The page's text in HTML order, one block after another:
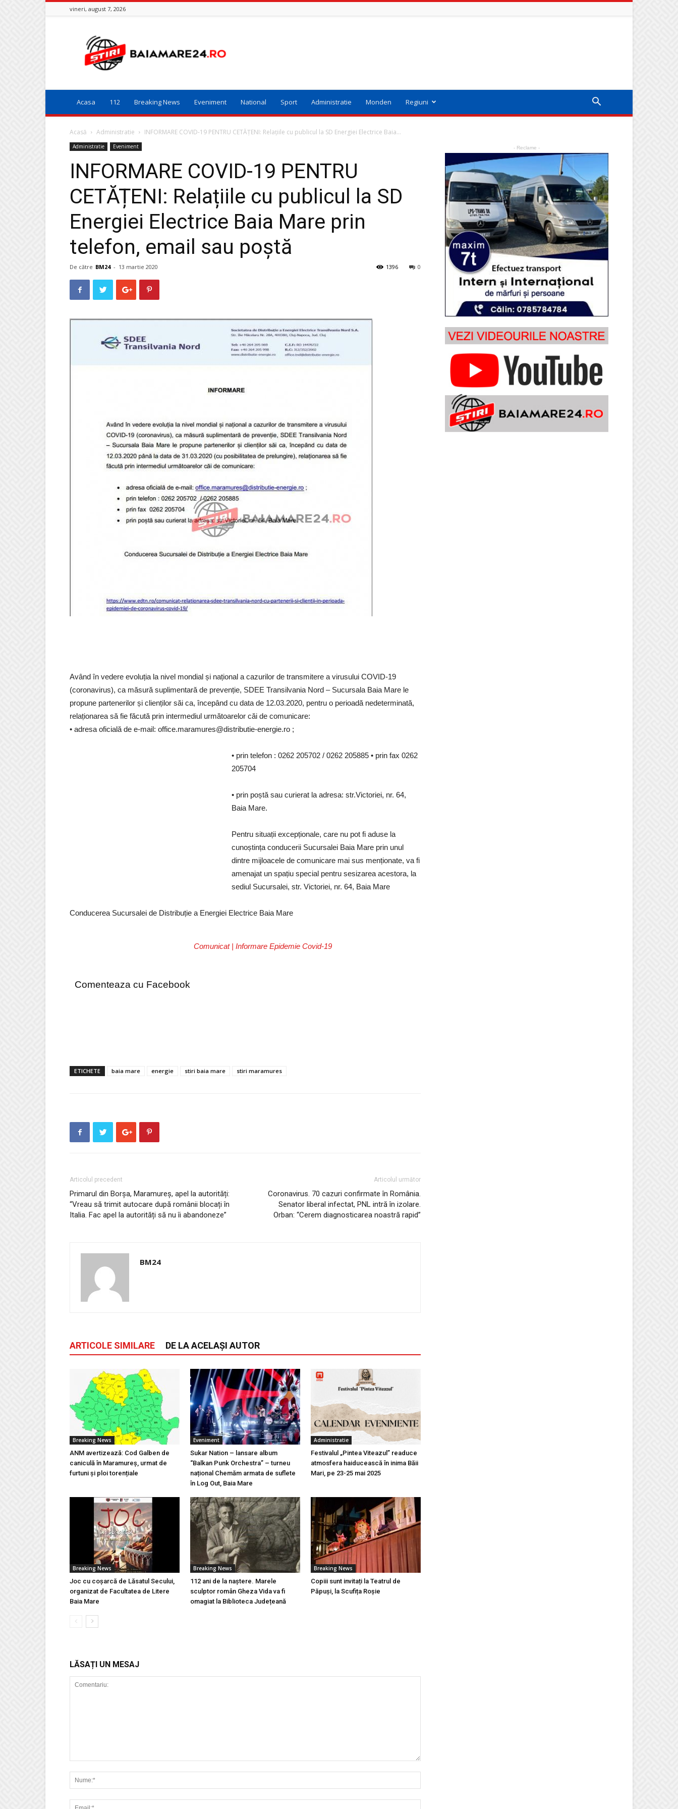
vineri, august 7, 2026
Baia
Mare
24
Acasa 112 Breaking News Eveniment National Sport Administratie Monden Regiuni
Acasă Administratie INFORMARE COVID-19 PENTRU CETĂȚENI: Relațiile cu publicul la SD Energiei Electrice Baia...
Administratie Eveniment
INFORMARE COVID-19 PENTRU
CETĂȚENI: Relațiile cu publicul la SD
Energiei Electrice Baia Mare prin
telefon, email sau poștă
De către BM24 - 13 martie 2020 0
1396
Având în vedere evoluția la nivel mondial și național a cazurilor de transmitere a virusului COVID-19
(coronavirus), ca măsură suplimentară de prevenție, SDEE Transilvania Nord – Sucursala Baia Mare le
propune partenerilor și clienților săi ca, începând cu data de 12.03.2020, pentru o perioadă nedeterminată,
relaționarea să fie făcută prin intermediul următoarelor căi de comunicare:
• adresa oficială de e-mail: office.maramures@distributie-energie.ro ;
• prin telefon : 0262 205702 / 0262 205885 • prin fax 0262
205704
• prin poștă sau curierat la adresa: str.Victoriei, nr. 64,
Baia Mare.
Pentru situații excepționale, care nu pot fi aduse la
cunoștința conducerii Sucursalei Baia Mare prin unul
dintre mijloacele de comunicare mai sus menționate, va fi
amenajat un spațiu special pentru sesizarea acestora, la
sediul Sucursalei, str. Victoriei, nr. 64, Baia Mare
Conducerea Sucursalei de Distribuție a Energiei Electrice Baia Mare
Comunicat | Informare Epidemie Covid-19
Comenteaza cu Facebook
ETICHETE baia mare energie stiri baia mare stiri maramures
Articolul precedent
Primarul din Borșa, Maramureș, apel la autorități:
“Vreau să trimit autocare după românii blocați în
Italia. Fac apel la autorități să nu îi abandoneze”
Articolul următor
Coronavirus. 70 cazuri confirmate în România.
Senator liberal infectat, PNL intră în izolare.
Orban: “Cerem diagnosticarea noastră rapid”
BM24
ARTICOLE SIMILARE DE LA ACELAȘI AUTOR
Breaking News
ANM avertizează: Cod Galben de
caniculă în Maramureș, urmat de
furtuni și ploi torențiale
Eveniment
Sukar Nation – lansare album
“Balkan Punk Orchestra” – turneu
național Chemăm armata de suflete
în Log Out, Baia Mare
Administratie
Festivalul „Pintea Viteazul” readuce
atmosfera haiducească în inima Băii
Mari, pe 23-25 mai 2025
Breaking News
Joc cu coșarcă de Lăsatul Secului,
organizat de Facultatea de Litere
Baia Mare
Breaking News
112 ani de la naștere. Marele
sculptor român Gheza Vida va fi
omagiat la Biblioteca Județeană
Breaking News
Copiii sunt invitați la Teatrul de
Păpuși, la Scufița Roșie
LĂSAȚI UN MESAJ
- Reclame -